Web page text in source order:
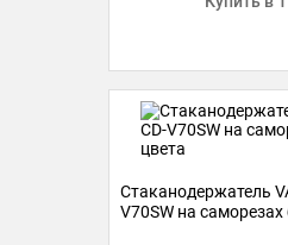
Стаканодержатель
V70SW на саморезах